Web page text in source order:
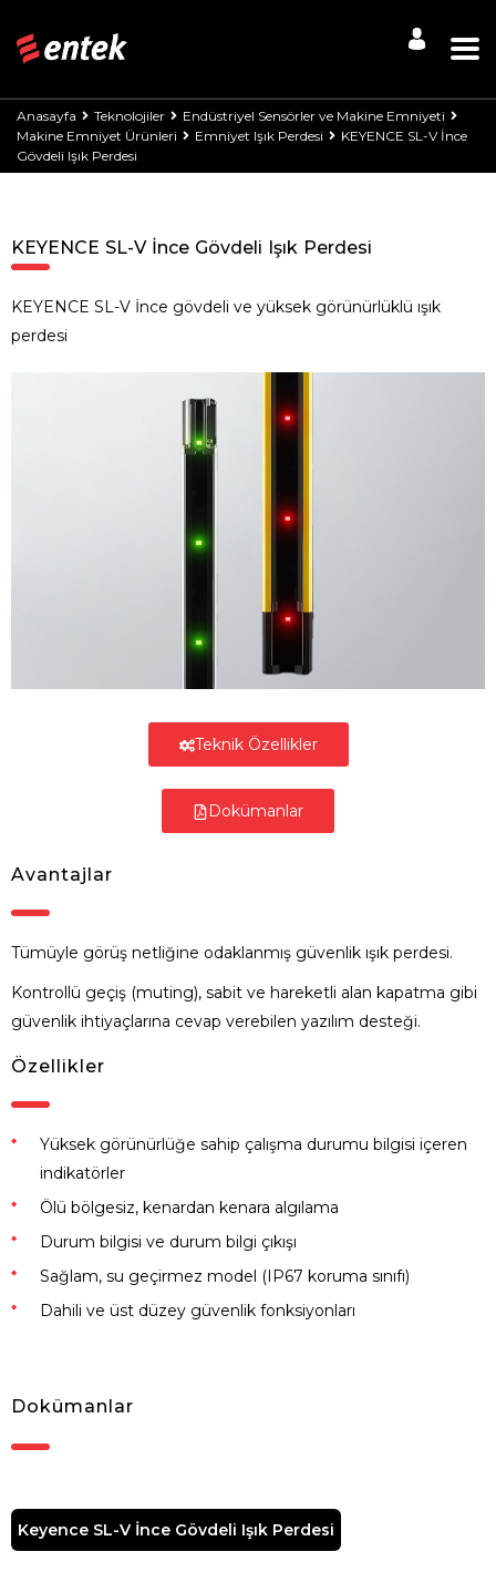
Anasayfa Teknolojiler
Endüstriyel Sensörler ve Makine Emniyeti
Makine Emniyet Ürünleri
Emniyet Işık Perdesi
KEYENCE SL-V İnce
Gövdeli Işık Perdesi
KEYENCE SL-V İnce Gövdeli Işık Perdesi
KEYENCE SL-V İnce gövdeli ve yüksek görünürlüklü ışık
perdesi
Teknik Özellikler
Dokümanlar
Avantajlar
Tümüyle görüş netliğine odaklanmış güvenlik ışık perdesi.
Kontrollü geçiş (muting), sabit ve hareketli alan kapatma gibi
güvenlik ihtiyaçlarına cevap verebilen yazılım desteği.
Özellikler
Yüksek görünürlüğe sahip çalışma durumu bilgisi içeren
indikatörler
Ölü bölgesiz, kenardan kenara algılama
Durum bilgisi ve durum bilgi çıkışı
Sağlam, su geçirmez model (IP67 koruma sınıfı)
Dahili ve üst düzey güvenlik fonksiyonları
Dokümanlar
Keyence SL-V İnce Gövdeli Işık Perdesi